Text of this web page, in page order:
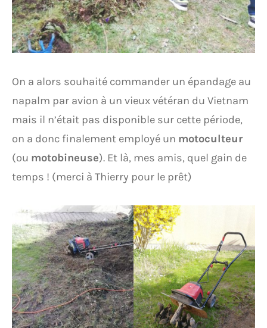
On a alors souhaité commander un épandage au
napalm par avion à un vieux vétéran du Vietnam
mais il n’était pas disponible sur cette période,
on a donc finalement employé un motoculteur
(ou motobineuse). Et là, mes amis, quel gain de
temps ! (merci à Thierry pour le prêt)